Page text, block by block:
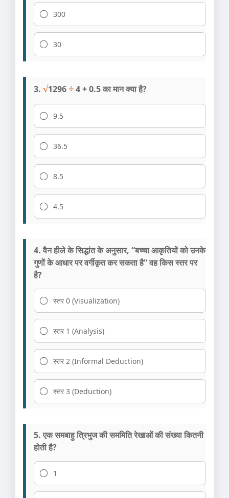
300
30
3. √1296÷4 + 0.5 का मान क्या है?
9.5
36.5
8.5
4.5
4. वैन हीले के सिद्धांत के अनुसार, “बच्चा आकृतियों को उनके
गुणों के आधार पर वर्गीकृत कर सकता है” वह किस स्तर पर
है?
स्तर 0 (Visualization)
स्तर 1 (Analysis)
स्तर 2 (Informal Deduction)
स्तर 3 (Deduction)
5. एक समबाहु त्रिभुज की सममिति रेखाओं की संख्या कितनी
होती है?
1